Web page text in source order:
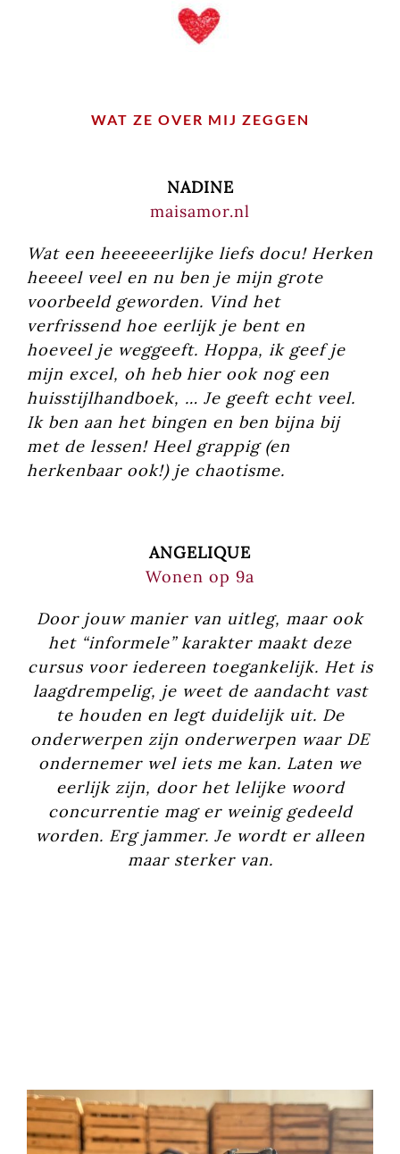
WAT ZE OVER MIJ ZEGGEN
NADINE
maisamor.nl
Wat een heeeeeerlijke liefs docu! Herken
heeeel veel en nu ben je mijn grote
voorbeeld geworden. Vind het
verfrissend hoe eerlijk je bent en
hoeveel je weggeeft. Hoppa, ik geef je
mijn excel, oh heb hier ook nog een
huisstijlhandboek, … Je geeft echt veel.
Ik ben aan het bingen en ben bijna bij
met de lessen! Heel grappig (en
herkenbaar ook!) je chaotisme.
ANGELIQUE
Wonen op 9a
Door jouw manier van uitleg, maar ook
het “informele” karakter maakt deze
cursus voor iedereen toegankelijk. Het is
laagdrempelig, je weet de aandacht vast
te houden en legt duidelijk uit. De
onderwerpen zijn onderwerpen waar DE
ondernemer wel iets me kan. Laten we
eerlijk zijn, door het lelijke woord
concurrentie mag er weinig gedeeld
worden. Erg jammer. Je wordt er alleen
maar sterker van.